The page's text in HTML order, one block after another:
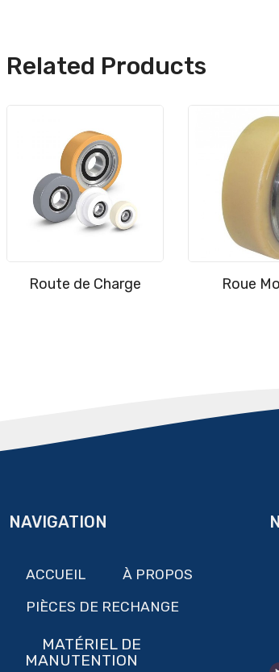
Related Products
Route de Charge Roue
NAVIGATION
ACCUEIL
À PROPOS
PIÈCES DE RECHANGE
MATÉRIEL DE
MANUTENTION